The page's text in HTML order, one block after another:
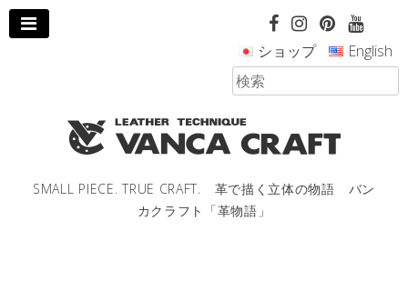
コ
ン
SMALL PIECE. TRUE CRAFT. 革で描く立体の物語 バン
カクラフト「革物語」
ショップ English